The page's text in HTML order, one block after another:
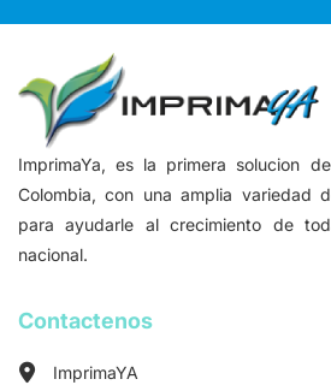
ImprimaYa, es la primera solucion
Colombia, con una amplia variedad
para ayudarle al crecimiento de
nacional.
Contactenos
ImprimaYA